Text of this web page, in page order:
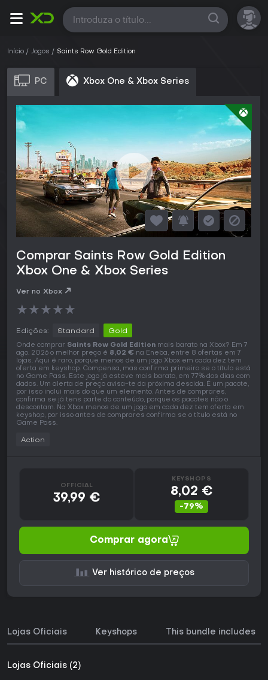
Todas
Início Jogos Saints Row Gold Edition
PC Xbox One & Xbox Series
Comprar Saints Row Gold Edition
Xbox One & Xbox Series
Ver no Xbox
★★★★★
Edições: Standard Gold
Onde comprar Saints Row Gold Edition mais barato na Xbox? Em 7
ago. 2026 o melhor preço é 8,02 € na Eneba, entre 8 ofertas em 7
lojas. Aqui é raro, porque menos de um jogo Xbox em cada dez tem
oferta em keyshop. Compensa, mas confirma primeiro se o título está
no Game Pass. Este jogo já esteve mais barato, em 77% dos dias com
dados. Um alerta de preço avisa-te da próxima descida. É um pacote,
por isso inclui mais do que um elemento. Antes de comprares,
confirma se já tens parte do conteúdo, porque os pacotes não o
descontam. Na Xbox menos de um jogo em cada dez tem oferta em
keyshop, por isso antes de comprares confirma se o título está no
Game Pass.
Action
OFFICIAL
39,99 €
KEYSHOPS
8,02 €
-79%
Comprar agora
Ver histórico de preços
Lojas Oficiais Keyshops This bundle includes
Lojas Oficiais (2)